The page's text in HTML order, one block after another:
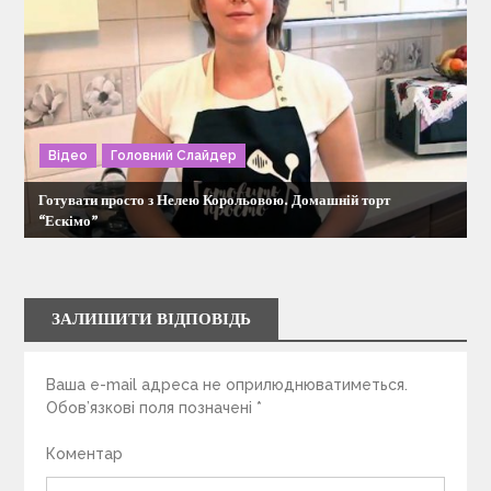
Відео Головний Слайдер
Готувати просто з Нелею Корольовою. Домашній торт
“Ескімо”
ЗАЛИШИТИ ВІДПОВІДЬ
Ваша e-mail адреса не оприлюднюватиметься.
Обов’язкові поля позначені *
Коментар